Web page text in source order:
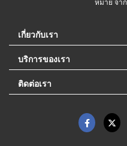
เกี่ยวกับเรา
บริการของเรา
ติดต่อเรา